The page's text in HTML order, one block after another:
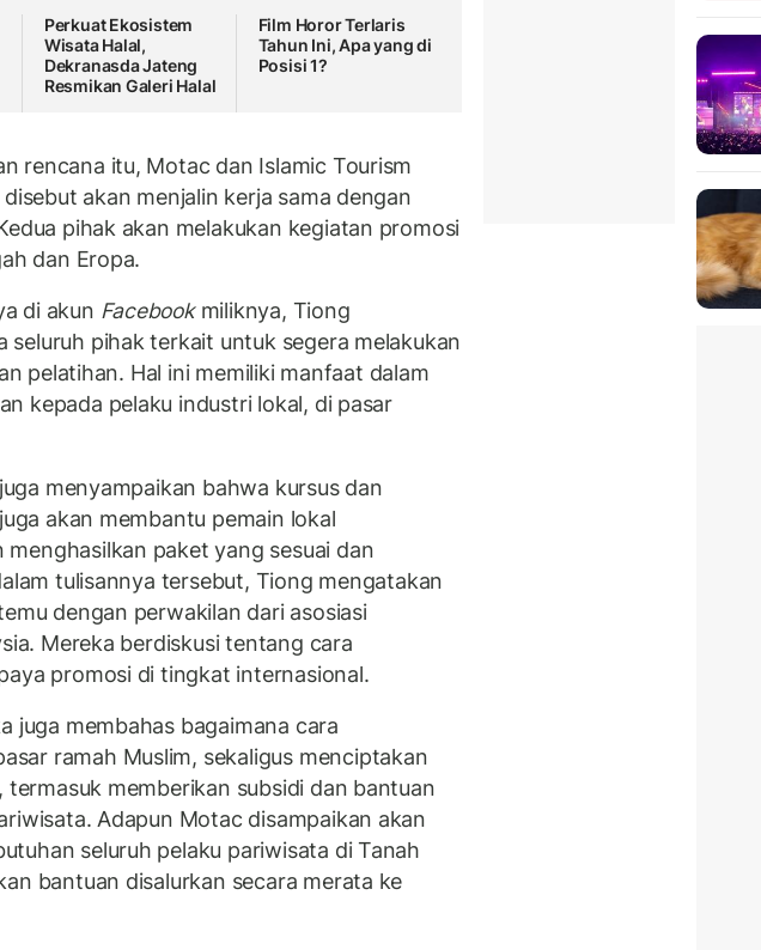
Perkuat Ekosistem
Wisata Halal,
Dekranasda Jateng
Resmikan Galeri Halal
Film Horor Terlaris
Tahun Ini, Apa yang di
Posisi 1?
rencana itu, Motac dan Islamic Tourism
akan menjalin kerja sama dengan
pihak akan melakukan kegiatan promosi
dan Eropa.
di akun Facebookmiliknya, Tiong
seluruh pihak terkait untuk segera melakukan
pelatihan. Hal ini memiliki manfaat dalam
kepada pelaku industri lokal, di pasar
menyampaikan bahwa kursus dan
akan membantu pemain lokal
menghasilkan paket yang sesuai dan
tulisannya tersebut, Tiong mengatakan
dengan perwakilan dari asosiasi
Mereka berdiskusi tentang cara
promosi di tingkat internasional.
juga membahas bagaimana cara
ramah Muslim, sekaligus menciptakan
termasuk memberikan subsidi dan bantuan
Adapun Motac disampaikan akan
seluruh pelaku pariwisata di Tanah
bantuan disalurkan secara merata ke